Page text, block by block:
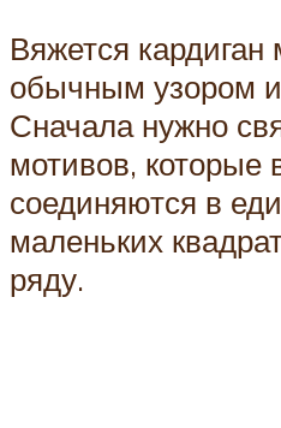
Вяжется
обычным узором
Сначала нужно
мотивов, которые
соединяются в
маленьких
ряду.